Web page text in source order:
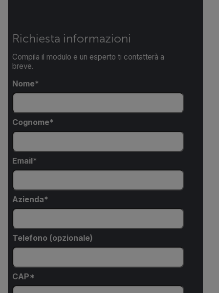
Richiesta informazioni
Compila il modulo e un esperto ti contatterà a
breve.
Nome
Cognome
Email
Azienda
Telefono (opzionale)
CAP*